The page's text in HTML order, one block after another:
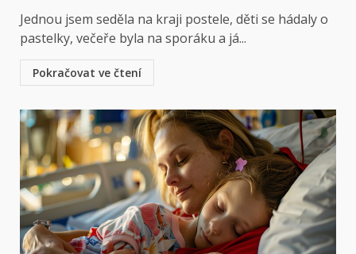
Jednou jsem seděla na kraji postele, děti se hádaly o
pastelky, večeře byla na sporáku a já...
Pokračovat ve čtení